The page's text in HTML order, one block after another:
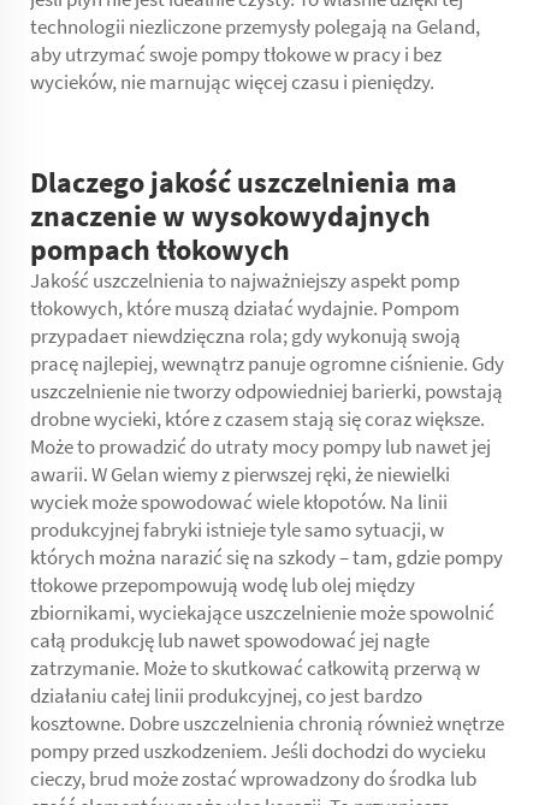
technologii niezliczone przemysły polegają na Geland,
aby utrzymać swoje pompy tłokowe w pracy i bez
wycieków, nie marnując więcej czasu i pieniędzy.
Dlaczego jakość uszczelnienia ma
znaczenie w wysokowydajnych
pompach tłokowych
Jakość uszczelnienia to najważniejszy aspekt pomp
tłokowych, które muszą działać wydajnie. Pompom
przypadает niewdzięczna rola; gdy wykonują swoją
pracę najlepiej, wewnątrz panuje ogromne ciśnienie. Gdy
uszczelnienie nie tworzy odpowiedniej barierki, powstają
drobne wycieki, które z czasem stają się coraz większe.
Może to prowadzić do utraty mocy pompy lub nawet jej
awarii. W Gelan wiemy z pierwszej ręki, że niewielki
wyciek może spowodować wiele kłopotów. Na linii
produkcyjnej fabryki istnieje tyle samo sytuacji, w
których można narazić się na szkody – tam, gdzie pompy
tłokowe przepompowują wodę lub olej między
zbiornikami, wyciekające uszczelnienie może spowolnić
całą produkcję lub nawet spowodować jej nagłe
zatrzymanie. Może to skutkować całkowitą przerwą w
działaniu całej linii produkcyjnej, co jest bardzo
kosztowne. Dobre uszczelnienia chronią również wnętrze
pompy przed uszkodzeniem. Jeśli dochodzi do wycieku
cieczy, brud może zostać wprowadzony do środka lub